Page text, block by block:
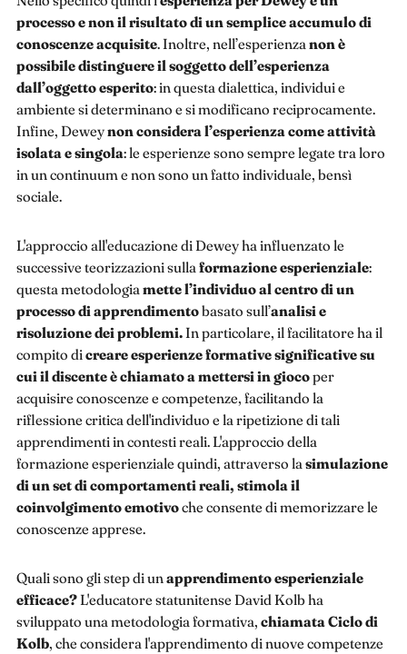
processo e non il risultato di un semplice accumulo di
conoscenze acquisite. Inoltre, nell’esperienzanon è
possibile distinguere il soggetto dell’esperienza
dall’oggetto esperito: in questa dialettica, individui e
ambiente si determinano e si modificano reciprocamente.
Infine, Deweynon considera l’esperienza come attività
isolata e singola: le esperienze sono sempre legate tra loro
in un continuum e non sono un fatto individuale, bensì
sociale.
L'approccio all'educazione di Dewey ha influenzato le
successive teorizzazioni sullaformazione esperienziale:
questa metodologiamette l’individuo al centro di un
processo di apprendimentobasato sull’analisi e
risoluzione dei problemi.In particolare, il facilitatore ha il
compito dicreare esperienze formative significative su
cui il discente è chiamato a mettersi in giocoper
acquisire conoscenze e competenze, facilitando la
riflessione critica dell'individuo e la ripetizione di tali
apprendimenti in contesti reali. L'approccio della
formazione esperienziale quindi, attraverso lasimulazione
di un set di comportamenti reali, stimola il
coinvolgimento emotivoche consente di memorizzare le
conoscenze apprese.
Quali sono gli step di unapprendimento esperienziale
efficace?L'educatore statunitense David Kolb ha
sviluppato una metodologia formativa, chiamata Ciclo di
Kolb, che considera l'apprendimento di nuove competenze